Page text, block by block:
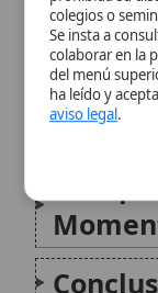
Citas y
•Citar este artículo•
artículo • Imprimir
Audiencia general